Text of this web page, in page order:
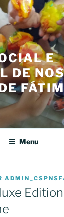
E
DE
Menu